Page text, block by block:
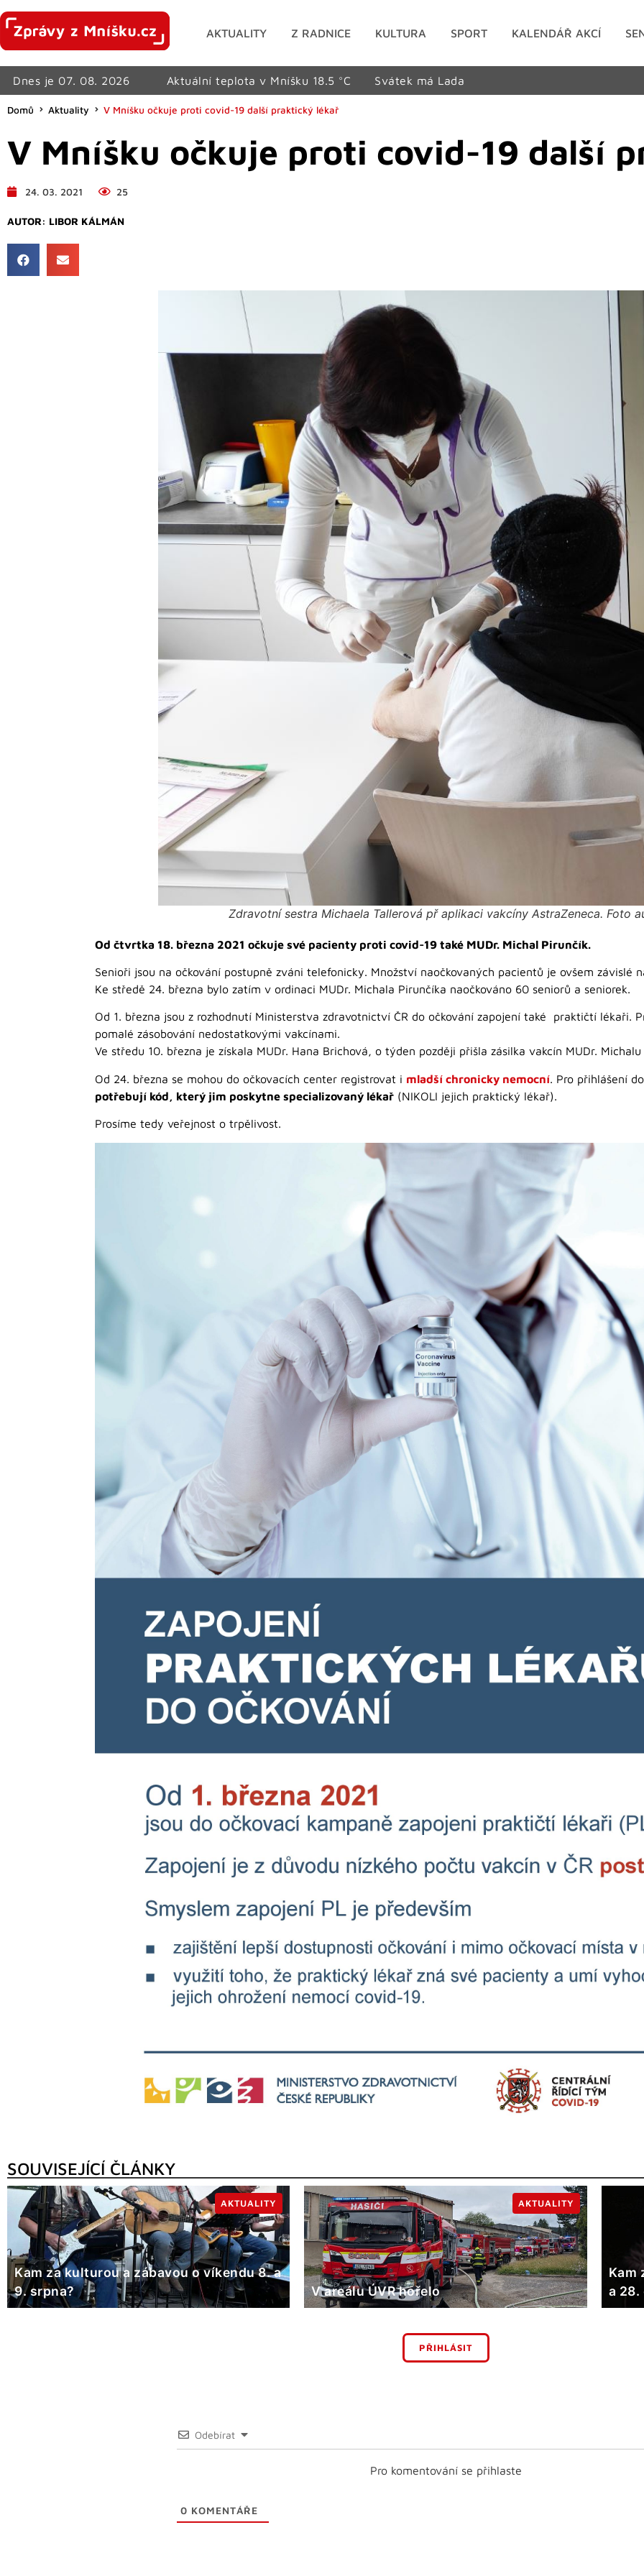
AKTUALITY Z RADNICE KULTURA SPORT KALENDÁŘ AKCÍ
Dnes je 07. 08. 2026 Aktuální teplota v Mníšku 18.5 °C Svátek má Lada
Domů Aktuality V Mníšku očkuje proti covid-19 další praktický lékař
V Mníšku očkuje proti covid-19 další
24. 03. 2021 25
AUTOR: LIBOR KÁLMÁN
Zdravotní sestra Michaela Tallerová př aplikaci vakcíny AstraZeneca. Foto
Od čtvrtka 18. března 2021 očkuje své pacienty proti covid-19 také MUDr. Michal Pirunčík.
Senioři jsou na očkování postupně zváni telefonicky. Množství naočkovaných pacientů je ovšem závislé
Ke středě 24. března bylo zatím v ordinaci MUDr. Michala Pirunčíka naočkováno 60 seniorů a seniorek.
Od 1. března jsou z rozhodnutí Ministerstva zdravotnictví ČR do očkování zapojení také praktičtí lékaři.
pomalé zásobování nedostatkovými vakcínami.
Ve středu 10. března je získala MUDr. Hana Brichová, o týden později přišla zásilka vakcín MUDr.
Od 24. března se mohou do očkovacích center registrovat i mladší chronicky nemocní. Pro přihlášení
potřebují kód, který jim poskytne specializovaný lékař (NIKOLI jejich praktický lékař).
Prosíme tedy veřejnost o trpělivost.
SOUVISEJÍCÍ ČLÁNKY
Kam za kulturou a zábavou o víkendu 8. a
9. srpna?
AKTUALITY
V areálu ÚVR hořelo
AKTUALITY
Kam
a 28.
PŘIHLÁSIT
Odebírat
Pro komentování se přihlaste
0 KOMENTÁŘE